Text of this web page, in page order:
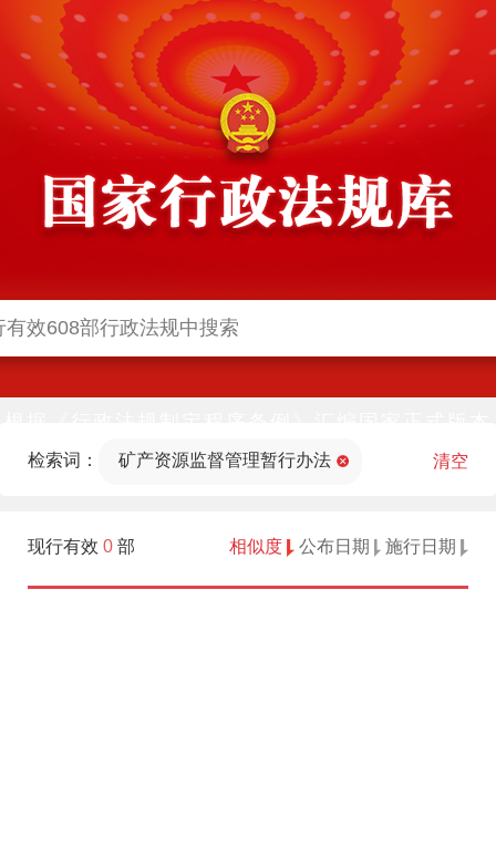
法部官网)同步公布
检索词： 矿产资源监督管理暂行办法 清空
现行有效 0 部 相似度 公布日期 施行日期